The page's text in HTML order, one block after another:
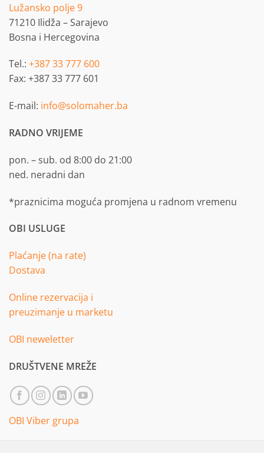
Lužansko polje 9
71210 Ilidža – Sarajevo
Bosna i Hercegovina
Tel.: +387 33 777 600
Fax: +387 33 777 601
E-mail: info@solomaher.ba
RADNO VRIJEME
pon. – sub. od 8:00 do 21:00
ned. neradni dan
*praznicima moguća promjena u radnom vremenu
OBI USLUGE
Plaćanje (na rate)
Dostava
Online rezervacija i
preuzimanje u marketu
OBI neweletter
DRUŠTVENE MREŽE
OBI Viber grupa